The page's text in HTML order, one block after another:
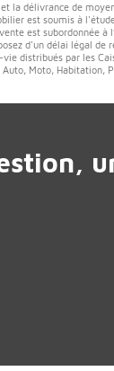
et la délivrance de
est soumis à
est subordonnée
d'un délai légal de
distribués par les
Moto, Habitation,